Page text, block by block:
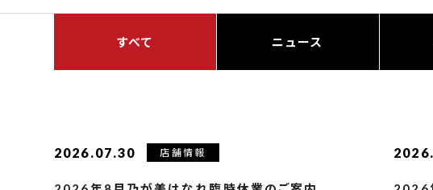
すべて ニュース
2026.07.30 店舗情報